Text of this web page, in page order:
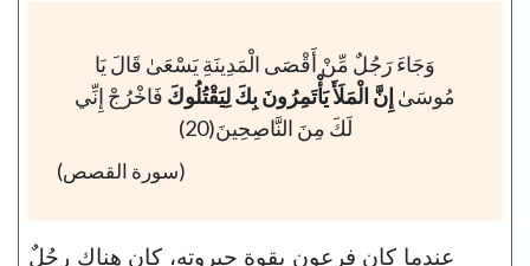
وَجَاءَ رَجُلٌ مِّنْ أَقْصَى الْمَدِينَةِ يَسْعَىٰ قَالَ يَا
مُوسَىٰ إِنَّ الْمَلَأَ يَأْتَمِرُونَ بِكَ لِيَقْتُلُوكَ فَاخْرُجْ إِنِّي
لَكَ مِنَ النَّاصِحِينَ(20)
(سورة القصص)
عندما كان فرعون بقوة جبروته، كان هناك رجُلٌ